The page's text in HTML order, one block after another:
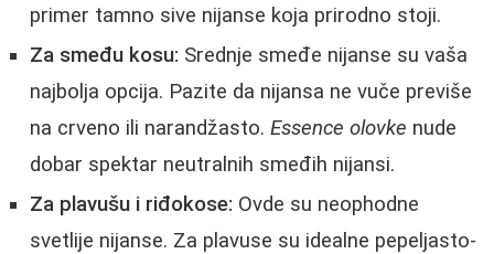
primer tamno sive nijanse koja prirodno stoji.
Za smeđu kosu: Srednje smeđe nijanse su vaša
najbolja opcija. Pazite da nijansa ne vuče previše
na crveno ili narandžasto. Essence olovke nude
dobar spektar neutralnih smeđih nijansi.
Za plavušu i riđokose: Ovde su neophodne
svetlije nijanse. Za plavuse su idealne pepeljasto-